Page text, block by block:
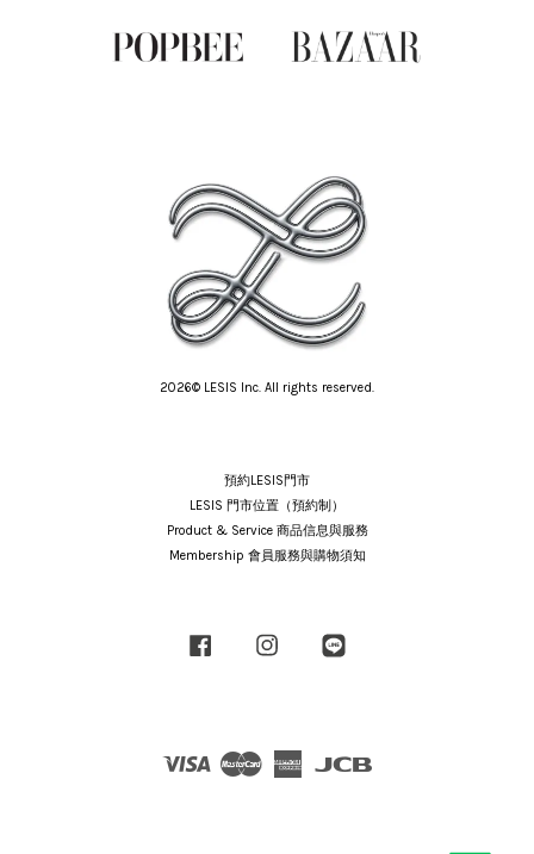
2026© LESIS Inc. All rights reserved.
預約LESIS門市
LESIS 門市位置（預約制）
Product & Service 商品信息與服務
Membership 會員服務與購物須知
Facebook Instagram
Visa Master
American
Express